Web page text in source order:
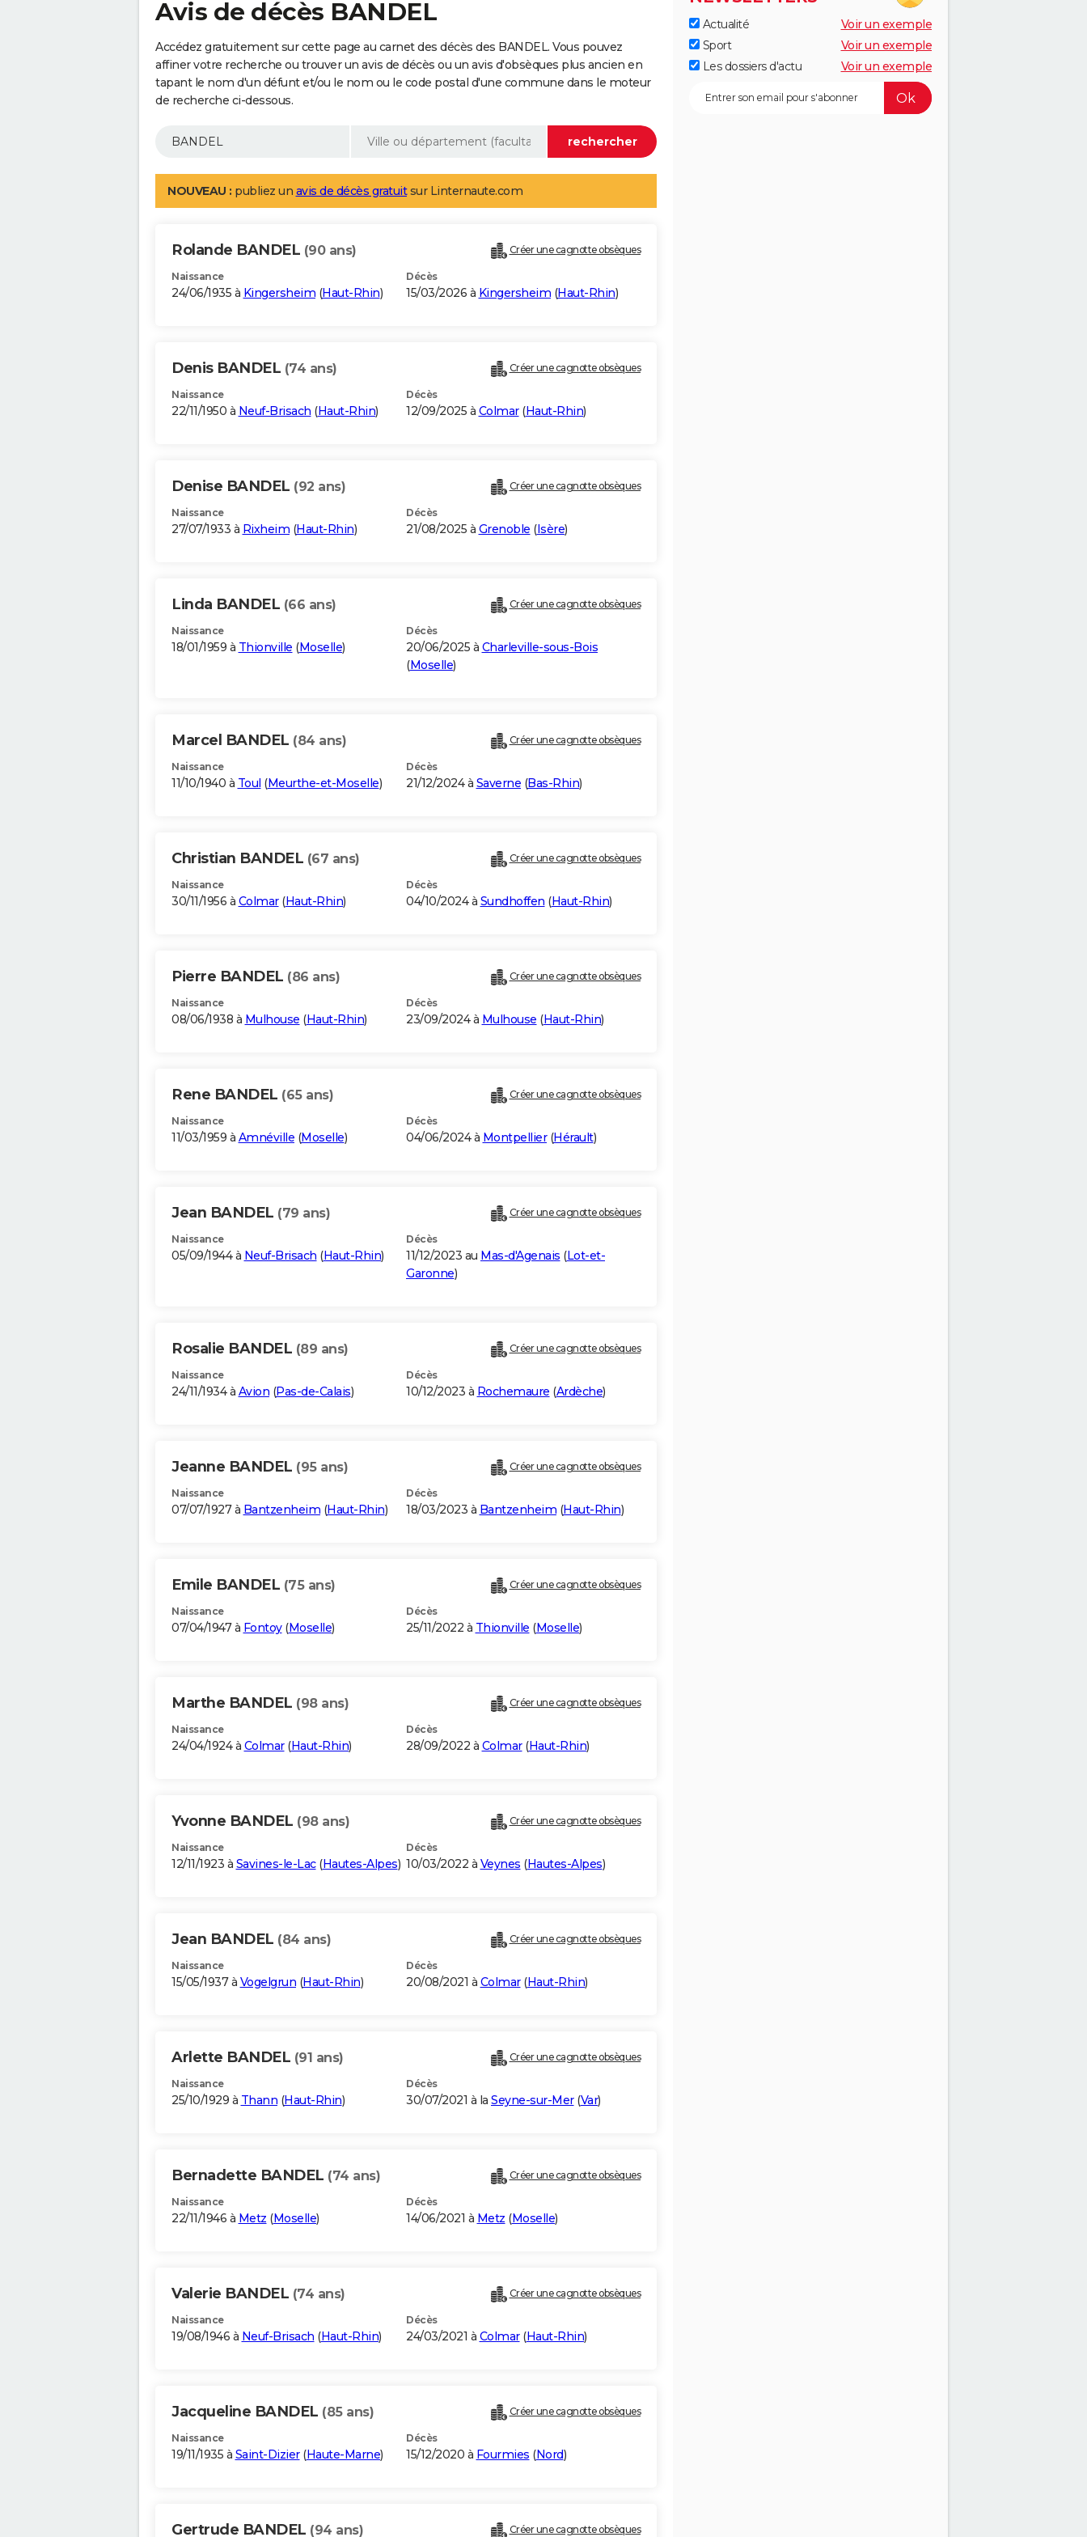
Avis de décès BANDEL
Accédez gratuitement sur cette page au carnet des décès des BANDEL. Vous pouvez
affiner votre recherche ou trouver un avis de décès ou un avis d'obsèques plus ancien en
tapant le nom d'un défunt et/ou le nom ou le code postal d'une commune dans le moteur
de recherche ci-dessous.
NOUVEAU : publiez un avis de décès gratuitsur Linternaute.com
Rolande BANDEL (90 ans) Créer une cagnotte obsèques
Naissance
24/06/1935 à Kingersheim (Haut-Rhin)
Décès
15/03/2026 à Kingersheim (Haut-Rhin)
Denis BANDEL (74 ans) Créer une cagnotte obsèques
Naissance
22/11/1950 à Neuf-Brisach (Haut-Rhin)
Décès
12/09/2025 à Colmar(Haut-Rhin)
Denise BANDEL (92 ans) Créer une cagnotte obsèques
Naissance
27/07/1933 à Rixheim (Haut-Rhin)
Décès
21/08/2025 à Grenoble (Isère)
Linda BANDEL (66 ans) Créer une cagnotte obsèques
Naissance
18/01/1959 à Thionville (Moselle)
Décès
20/06/2025 à Charleville-sous-Bois
(Moselle)
Marcel BANDEL (84 ans) Créer une cagnotte obsèques
Naissance
11/10/1940 à Toul (Meurthe-et-Moselle)
Décès
21/12/2024 à Saverne (Bas-Rhin)
Christian BANDEL (67 ans) Créer une cagnotte obsèques
Naissance
30/11/1956 à Colmar(Haut-Rhin)
Décès
04/10/2024 à Sundhoffen (Haut-Rhin)
Pierre BANDEL (86 ans) Créer une cagnotte obsèques
Naissance
08/06/1938 à Mulhouse (Haut-Rhin)
Décès
23/09/2024 à Mulhouse (Haut-Rhin)
Rene BANDEL (65 ans) Créer une cagnotte obsèques
Naissance
11/03/1959 à Amnéville (Moselle)
Décès
04/06/2024 à Montpellier(Hérault)
Jean BANDEL (79 ans) Créer une cagnotte obsèques
Naissance
05/09/1944 à Neuf-Brisach (Haut-Rhin)
Décès
11/12/2023 au Mas-d'Agenais (Lot-et-
Garonne)
Rosalie BANDEL (89 ans) Créer une cagnotte obsèques
Naissance
24/11/1934 à Avion (Pas-de-Calais)
Décès
10/12/2023 à Rochemaure (Ardèche)
Jeanne BANDEL (95 ans) Créer une cagnotte obsèques
Naissance
07/07/1927 à Bantzenheim (Haut-Rhin)
Décès
18/03/2023 à Bantzenheim (Haut-Rhin)
Emile BANDEL (75 ans) Créer une cagnotte obsèques
Naissance
07/04/1947 à Fontoy(Moselle)
Décès
25/11/2022 à Thionville (Moselle)
Marthe BANDEL (98 ans) Créer une cagnotte obsèques
Naissance
24/04/1924 à Colmar(Haut-Rhin)
Décès
28/09/2022 à Colmar(Haut-Rhin)
Yvonne BANDEL (98 ans) Créer une cagnotte obsèques
Naissance
12/11/1923 à Savines-le-Lac(Hautes-Alpes)
Décès
10/03/2022 à Veynes (Hautes-Alpes)
Jean BANDEL (84 ans) Créer une cagnotte obsèques
Naissance
15/05/1937 à Vogelgrun (Haut-Rhin)
Décès
20/08/2021 à Colmar(Haut-Rhin)
Arlette BANDEL (91 ans) Créer une cagnotte obsèques
Naissance
25/10/1929 à Thann (Haut-Rhin)
Décès
30/07/2021 à la Seyne-sur-Mer(Var)
Bernadette BANDEL (74 ans) Créer une cagnotte obsèques
Naissance
22/11/1946 à Metz (Moselle)
Décès
14/06/2021 à Metz (Moselle)
Valerie BANDEL (74 ans) Créer une cagnotte obsèques
Naissance
19/08/1946 à Neuf-Brisach (Haut-Rhin)
Décès
24/03/2021 à Colmar(Haut-Rhin)
Jacqueline BANDEL (85 ans) Créer une cagnotte obsèques
Naissance
19/11/1935 à Saint-Dizier(Haute-Marne)
Décès
15/12/2020 à Fourmies (Nord)
Gertrude BANDEL (94 ans) Créer une cagnotte obsèques
Actualité
Voir un exemple
Sport
Voir un exemple
Les dossiers d'actu
Voir un exemple